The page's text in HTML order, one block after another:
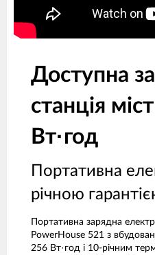
Доступна
станція
Вт·год
Портативна
річною
Портативна зарядна
PowerHouse 521 з
256 Вт·год і 10-річним